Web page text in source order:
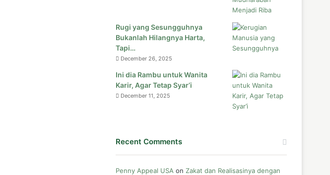
Rugi yang Sesungguhnya
Bukanlah Hilangnya Harta,
Tapi…
December 26, 2025
Ini dia Rambu untuk Wanita
Karir, Agar Tetap Syar’i
December 11, 2025
Recent Comments
Penny Appeal USA on Zakat dan Realisasinya dengan